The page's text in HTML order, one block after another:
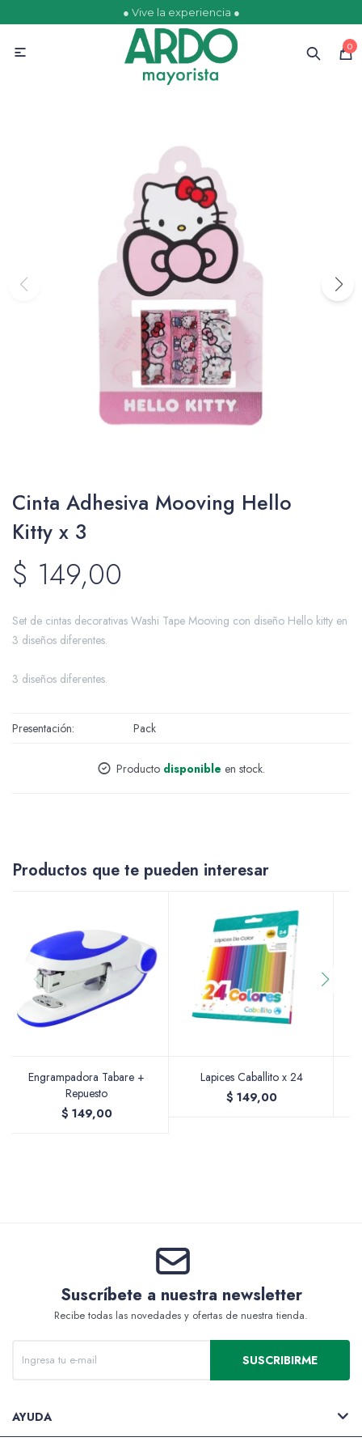
● Vive la experiencia ●
0

Cinta Adhesiva Mooving Hello
Kitty x 3
$ 149,00
Set de cintas decorativas Washi Tape Mooving con diseño Hello kitty en
3 diseños diferentes.
3 diseños diferentes.
Presentación Pack
Producto disponible en stock.
Productos que te pueden interesar
Engrampadora Tabare +
Repuesto
$ 149,00
Lapices Caballito x 24
$ 149,00
Suscríbete a nuestra newsletter
Recibe todas las novedades y ofertas de nuestra tienda.
SUSCRIBIRME
AYUDA
Ofertas Escolares
Comestibles
Papelería
Juguetería
Packing y Regalaría
Maquillaje
Soportes Artísticos
Pinceles
Packs